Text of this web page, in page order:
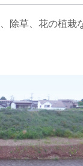
除草、花の植栽